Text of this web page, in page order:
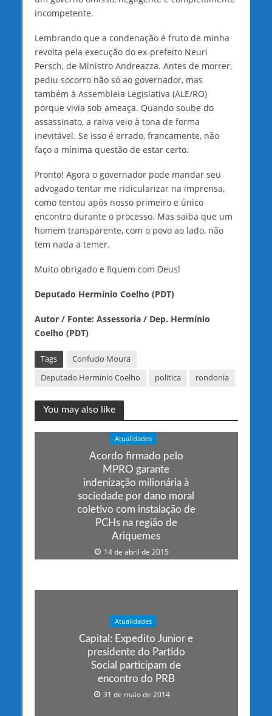
incompetente.
Lembrando que a condenação é fruto de minha
revolta pela execução do ex-prefeito Neuri
Persch, de Ministro Andreazza. Antes de morrer,
pediu socorro não só ao governador, mas
também à Assembleia Legislativa (ALE/RO)
porque vivia sob ameaça. Quando soube do
assassinato, a raiva veio à tona de forma
inevitável. Se isso é errado, francamente, não
faço a mínima questão de estar certo.
Pronto! Agora o governador pode mandar seu
advogado tentar me ridicularizar na imprensa,
como tentou após nosso primeiro e único
encontro durante o processo. Mas saiba que um
homem transparente, com o povo ao lado, não
tem nada a temer.
Muito obrigado e fiquem com Deus!
Deputado Hermínio Coelho (PDT)
Autor / Fonte: Assessoria / Dep. Hermínio
Coelho (PDT)
Tags
Confucio Moura
Deputado Herminio Coelho
politica rondonia
You may also like
Atualidades
Acordo firmado pelo
MPRO garante
indenização milionária à
sociedade por dano moral
coletivo com instalação de
PCHs na região de
Ariquemes
14 de abril de 2015
Atualidades
Capital: Expedito Junior e
presidente do Partido
Social participam de
encontro do PRB
31 de maio de 2014